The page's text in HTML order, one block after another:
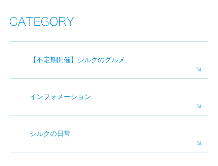
【不定期開催】シルクのグルメ
インフォメーション
シルクの日常